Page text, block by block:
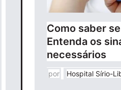
Como saber
Entenda os
necessários
por Hospital Sírio-